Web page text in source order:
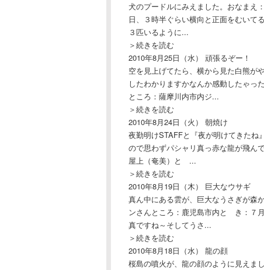
犬のプードルにみえました。おなま
日、３時半ぐらい横向と正面をむいて
３匹いるように...
＞続きを読む
2010年8月25日（水）
頑張るぞー！
空を見上げてたら、横から見た白熊が
したわかりますかなんか感動したゃ
ところ：薩摩川内市内ジ...
＞続きを読む
2010年8月24日（火）
朝焼け
夜勤明けSTAFFと『夜が明けてきたね
ので思わずパシャリ真っ赤な龍が飛
屋上（奄美）と ...
＞続きを読む
2010年8月19日（木）
巨大なウサギ
真ん中にある雲が、巨大なうさぎが森
ンさんところ：鹿児島市内と き：７
真ですね～そしてうさ...
＞続きを読む
2010年8月18日（水）
龍の顔
桜島の噴火が、龍の顔のように見えま